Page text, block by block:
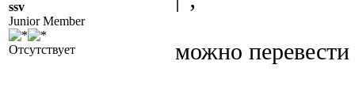
ssv
Junior Member
Отсутствует можно